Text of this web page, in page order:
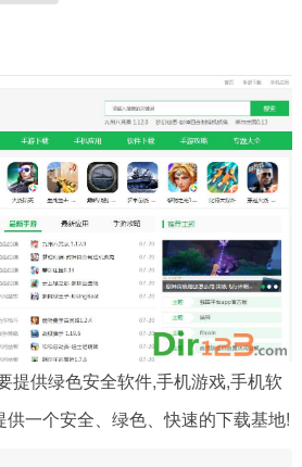
供绿色安全软件,手机游戏,手机软
一个安全、绿色、快速的下载基地!